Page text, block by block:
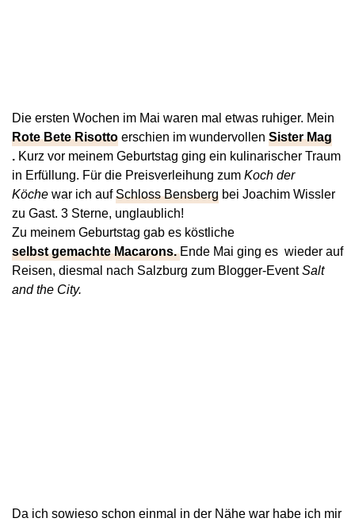
Die ersten Wochen im Mai waren mal etwas ruhiger. Mein
Rote Bete Risotto erschien im wundervollen Sister Mag
. Kurz vor meinem Geburtstag ging ein kulinarischer Traum
in Erfüllung. Für die Preisverleihung zum Koch der
Köche war ich aufSchloss Bensberg bei Joachim Wissler
zu Gast. 3 Sterne, unglaublich!
Zu meinem Geburtstag gab es köstliche
selbst gemachte Macarons.Ende Mai ging es wieder auf
Reisen, diesmal nach Salzburg zum Blogger-EventSalt
and the City.
Da ich sowieso schon einmal in der Nähe war habe ich mir